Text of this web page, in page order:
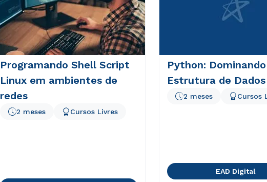
Programando Shell Script
Linux em ambientes de
redes
2 meses Cursos Livres
Python: Dominando
Estrutura de Dados
2 meses Cursos
EAD Digital